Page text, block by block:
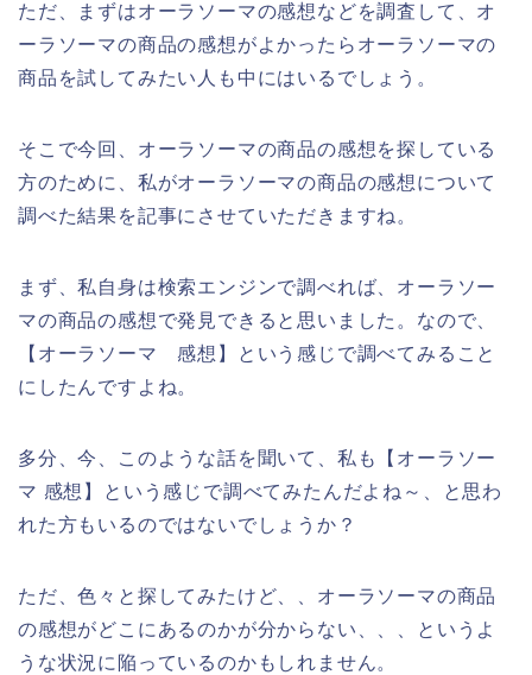
ただ、まずはオーラソーマの感想などを調査して、オ
ーラソーマの商品の感想がよかったらオーラソーマの
商品を試してみたい人も中にはいるでしょう。
そこで今回、オーラソーマの商品の感想を探している
方のために、私がオーラソーマの商品の感想について
調べた結果を記事にさせていただきますね。
まず、私自身は検索エンジンで調べれば、オーラソー
マの商品の感想で発見できると思いました。なので、
【オーラソーマ 感想】という感じで調べてみること
にしたんですよね。
多分、今、このような話を聞いて、私も【オーラソー
マ 感想】という感じで調べてみたんだよね～、と思わ
れた方もいるのではないでしょうか？
ただ、色々と探してみたけど、、オーラソーマの商品
の感想がどこにあるのかが分からない、、、というよ
うな状況に陥っているのかもしれません。